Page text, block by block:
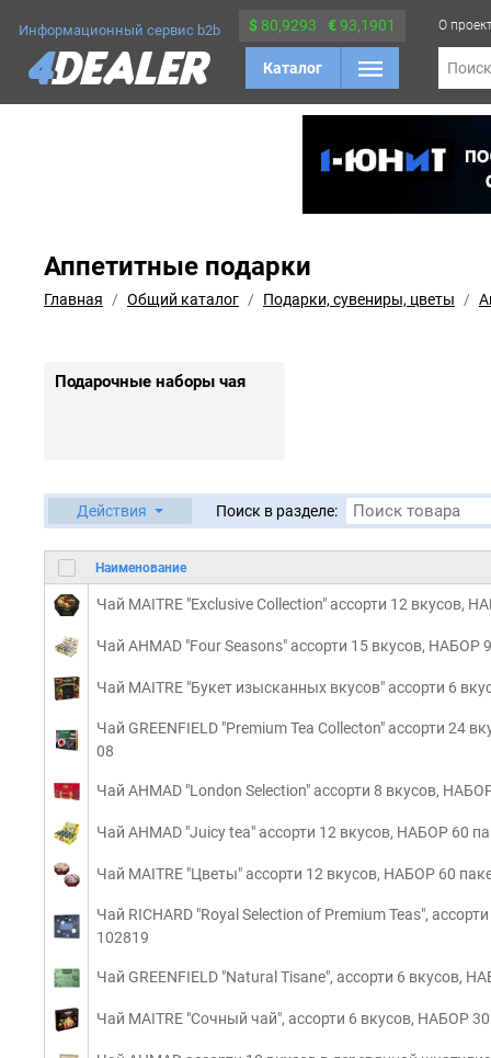
Информационный сервис b2b $ 80,9293 €93,1901
Каталог
О
Поиск
Аппетитные подарки
Главная Общий каталог Подарки, сувениры, цветы
Подарочные наборы чая
Действия Поиск в разделе:
Наименование
Чай MAITRE "Exclusive Collection" ассорти 12 вкусов,
Чай AHMAD "Four Seasons" ассорти 15 вкусов, НАБОР
Чай MAITRE "Букет изысканных вкусов" ассорти 6
Чай GREENFIELD "Premium Tea Collecton" ассорти 24
08
Чай AHMAD "London Selection" ассорти 8 вкусов,
Чай AHMAD "Juicy tea" ассорти 12 вкусов, НАБОР 60
Чай MAITRE "Цветы" ассорти 12 вкусов, НАБОР 60
Чай RICHARD "Royal Selection of Premium Teas",
102819
Чай GREENFIELD "Natural Tisane", ассорти 6 вкусов,
Чай MAITRE "Сочный чай", ассорти 6 вкусов, НАБОР